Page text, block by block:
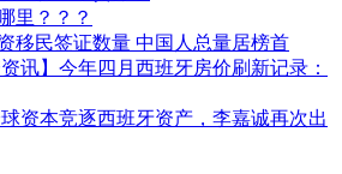
里？？？
移民签证数量 中国人总量居榜首
讯】今年四月西班牙房价刷新记录：
球资本竞逐西班牙资产，李嘉诚再次出